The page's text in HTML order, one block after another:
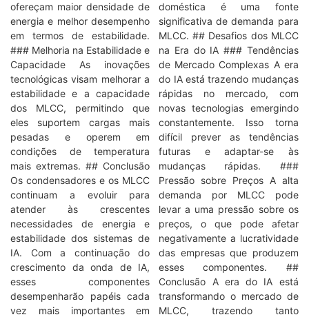
ofereçam maior densidade de
energia e melhor desempenho
em termos de estabilidade.
### Melhoria na Estabilidade e
Capacidade As inovações
tecnológicas visam melhorar a
estabilidade e a capacidade
dos MLCC, permitindo que
eles suportem cargas mais
pesadas e operem em
condições de temperatura
mais extremas. ## Conclusão
Os condensadores e os MLCC
continuam a evoluir para
atender às crescentes
necessidades de energia e
estabilidade dos sistemas de
IA. Com a continuação do
crescimento da onda de IA,
esses componentes
desempenharão papéis cada
vez mais importantes em
doméstica é uma fonte
significativa de demanda para
MLCC. ## Desafios dos MLCC
na Era do IA ### Tendências
de Mercado Complexas A era
do IA está trazendo mudanças
rápidas no mercado, com
novas tecnologias emergindo
constantemente. Isso torna
difícil prever as tendências
futuras e adaptar-se às
mudanças rápidas. ###
Pressão sobre Preços A alta
demanda por MLCC pode
levar a uma pressão sobre os
preços, o que pode afetar
negativamente a lucratividade
das empresas que produzem
esses componentes. ##
Conclusão A era do IA está
transformando o mercado de
MLCC, trazendo tanto